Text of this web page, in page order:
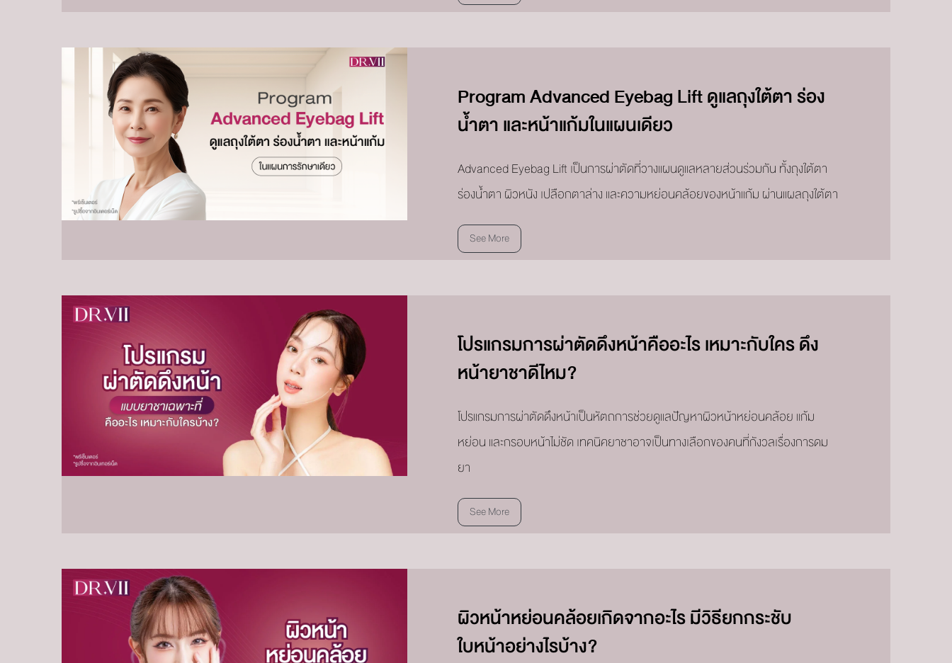
Program Advanced Eyebag Lift ดูแลถุงใต้ตา ร่อง
น้ำตา และหน้าแก้มในแผนเดียว
Advanced Eyebag Lift เป็นการผ่าตัดที่วางแผนดูแลหลายส่วนร่วมกัน ทั้งถุงใต้ตา
ร่องน้ำตา ผิวหนัง เปลือกตาล่าง และความหย่อนคล้อยของหน้าแก้ม ผ่านแผลถุงใต้ตา
See More
โปรแกรมการผ่าตัดดึงหน้าคืออะไร เหมาะกับใคร ดึง
หน้ายาชาดีไหม?
โปรแกรมการผ่าตัดดึงหน้าเป็นหัตถการช่วยดูแลปัญหาผิวหน้าหย่อนคล้อย แก้ม
หย่อน และกรอบหน้าไม่ชัด เทคนิคยาชาอาจเป็นทางเลือกของคนที่กังวลเรื่องการดม
ยา
See More
ผิวหน้าหย่อนคล้อยเกิดจากอะไร มีวิธียกกระชับ
ใบหน้าอย่างไรบ้าง?